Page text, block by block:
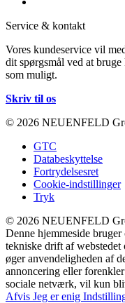
Service & kontakt
Vores kundeservice vil
dit spørgsmål ved at
som muligt.
Skriv til os
© 2026 NEUENFELD
GTC
Databeskyttelse
Fortrydelsesret
Cookie-indstillinger
Tryk
© 2026 NEUENFELD
Denne hjemmeside
tekniske drift af
øger anvendeligheden af
annoncering eller
sociale netværk, vil kun
Afvis Jeg er enig